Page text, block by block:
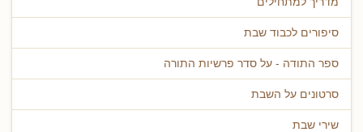
סיפורים לכבוד שבת
ספר התודה - על סדר פרשיות התורה
סרטונים על השבת
שירי שבת